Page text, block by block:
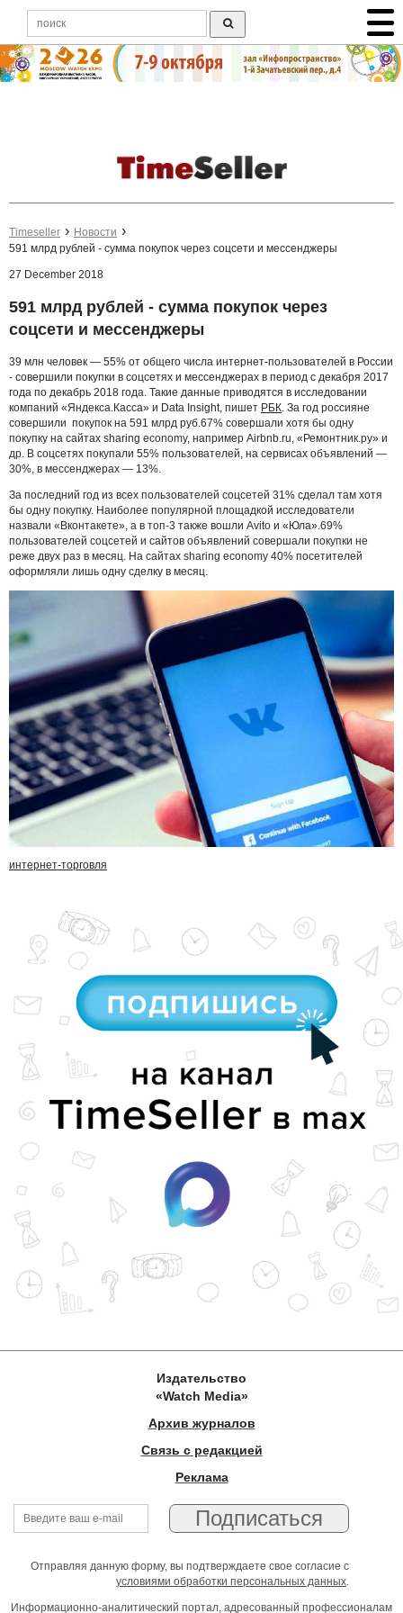
Timeseller
Новости
591 млрд рублей - сумма покупок через соцсети и мессенджеры
27 December 2018
591 млрд рублей - сумма покупок через
соцсети и мессенджеры
39 млн человек — 55% от общего числа интернет-пользователей в России
- совершили покупки в соцсетях и мессенджерах в период с декабря 2017
года по декабрь 2018 года. Такие данные приводятся в исследовании
компаний «Яндекса.Касса» и Data Insight, пишет РБК. За год россияне
совершили покупок на 591 млрд руб.67% совершали хотя бы одну
покупку на сайтах sharing economy, например Airbnb.ru, «Ремонтник.ру» и
др. В соцсетях покупали 55% пользователей, на сервисах объявлений —
30%, в мессенджерах — 13%.
За последний год из всех пользователей соцсетей 31% сделал там хотя
бы одну покупку. Наиболее популярной площадкой исследователи
назвали «Вконтакете», а в топ-3 также вошли Avito и «Юла».69%
пользователей соцсетей и сайтов объявлений совершали покупки не
реже двух раз в месяц. На сайтах sharing economy 40% посетителей
оформляли лишь одну сделку в месяц.
интернет-торговля
Издательство
«Watch Media»
Архив журналов
Связь с редакцией
Реклама
Отправляя данную форму, вы подтверждаете свое согласие с
условиями обработки персональных данных.
Информационно-аналитический портал, адресованный профессионалам